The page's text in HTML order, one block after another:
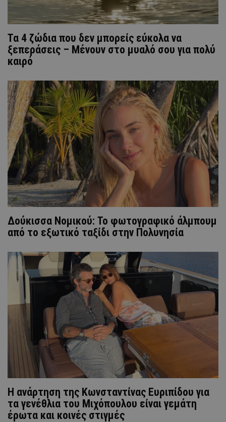
Τα 4 ζώδια που δεν μπορείς εύκολα να
ξεπεράσεις – Μένουν στο μυαλό σου για πολύ
καιρό
Δούκισσα Νομικού: Το φωτογραφικό άλμπουμ
από το εξωτικό ταξίδι στην Πολυνησία
Η ανάρτηση της Kωνσταντίνας Ευριπίδου για
τα γενέθλια του Μιχόπουλου είναι γεμάτη
έρωτα και κοινές στιγμές